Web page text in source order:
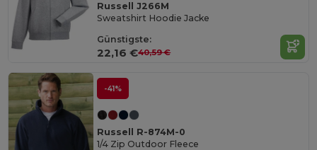
Russell J266M
Sweatshirt Hoodie Jacke
Günstigste:
22,16 €40,59 €
-41%
Russell R-874M-0
1/4 Zip Outdoor Fleece